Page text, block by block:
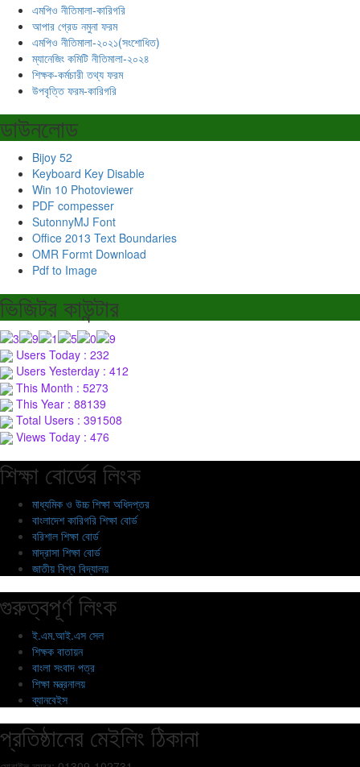
এমপিও নীতিমালা-কারিগরি
আপার গ্রেড নমুনা ফরম
এমপিও নীতিমালা-২০২১(সংশোধিত)
ম্যানেজিং কমিটি নীতিমালা-২০২৪
শিক্ষক-কর্মচারী তথ্য ফরম
উপবৃত্তি ফরম-কারিগরি
ডাউনলোড
Bijoy 52
Keyboard Key Disable
Win 10 Photoviewer
PDF compesser
SutonnyMJ Font
Office 2013 Text Boundaries
OMR Formt Download
Pdf to Image
ভিজিটর কাউন্টার
Users Today : 232
Users Yesterday : 412
This Month : 5273
This Year : 88139
Total Users : 391508
Views Today : 476
শিক্ষা বোর্ডের লিংক
মাধ্যমিক ও উচ্চ শিক্ষা অধিদপ্তর
বাংলাদেশ কারিগরি শিক্ষা বোর্ড
বরিশাল শিক্ষা বোর্ড
মাদ্রাসা শিক্ষা বোর্ড
জাতীয় বিশ্ব বিদ্যালয়
গুরুত্বপূর্ণ লিংক
ই.এম.আই.এস সেল
শিক্ষক বাতায়ন
বাংলা সংবাদ পত্র
শিক্ষা মন্ত্রনালয়
ব্যানবেইস
প্রতিষ্ঠানের মেইলিং ঠিকানা